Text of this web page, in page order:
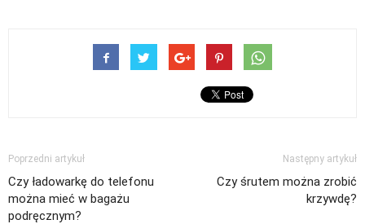
Poprzedni artykuł
Czy ładowarkę do telefonu
można mieć w bagażu
podręcznym?
Następny artykuł
Czy śrutem można zrobić
krzywdę?